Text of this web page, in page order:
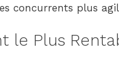
concurrents plus
le Plus